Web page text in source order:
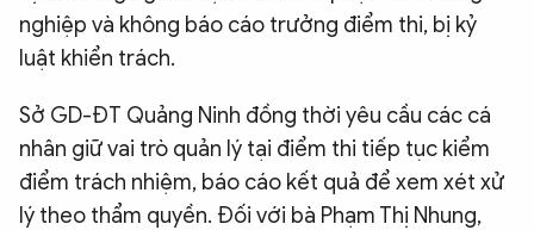
nghiệp và không báo cáo trưởng điểm thi, bị kỷ
luật khiển trách.
Sở GD-ĐT Quảng Ninh đồng thời yêu cầu các cá
nhân giữ vai trò quản lý tại điểm thi tiếp tục kiểm
điểm trách nhiệm, báo cáo kết quả để xem xét xử
lý theo thẩm quyền. Đối với bà Phạm Thị Nhung,